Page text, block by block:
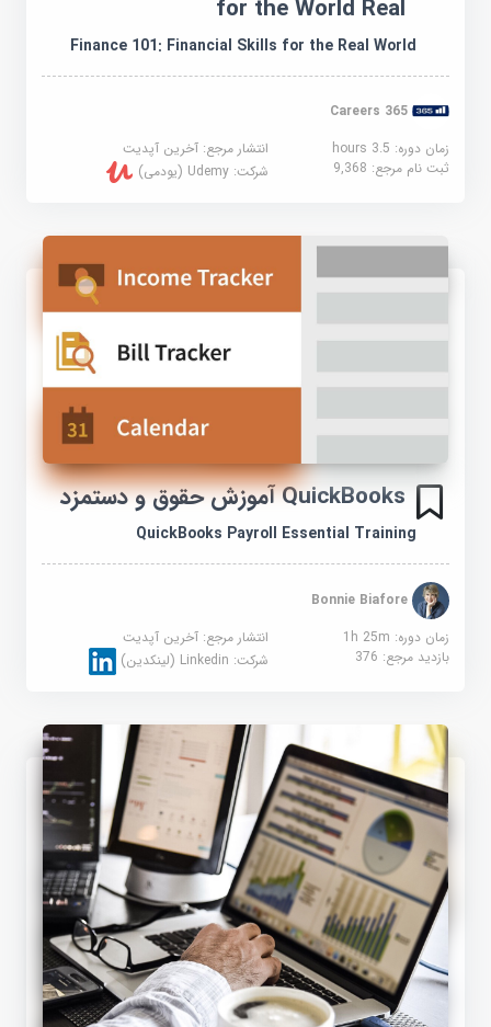
for the World Real
Finance 101: Financial Skills for the Real World
365 Careers
زمان دوره: 3.5 hours
انتشار مرجع:آخرین آپدیت
ثبت نام مرجع:9,368 شرکت:Udemy (یودمی)
QuickBooks آموزش حقوق و دستمزد
QuickBooks Payroll Essential Training
Bonnie Biafore
زمان دوره: 1h 25m
انتشار مرجع:آخرین آپدیت
بازدید مرجع:376 شرکت:Linkedin (لینکدین)